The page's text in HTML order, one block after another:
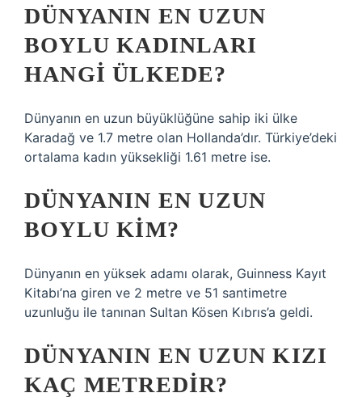
DÜNYANIN EN UZUN
BOYLU KADINLARI
HANGI ÜLKEDE?
Dünyanın en uzun büyüklüğüne sahip iki ülke
Karadağ ve 1.7 metre olan Hollanda’dır. Türkiye’deki
ortalama kadın yüksekliği 1.61 metre ise.
DÜNYANIN EN UZUN
BOYLU KIM?
Dünyanın en yüksek adamı olarak, Guinness Kayıt
Kitabı’na giren ve 2 metre ve 51 santimetre
uzunluğu ile tanınan Sultan Kösen Kıbrıs’a geldi.
DÜNYANIN EN UZUN KIZI
KAÇ METREDIR?